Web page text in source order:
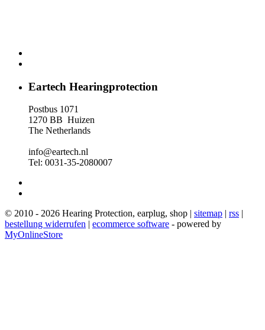
Eartech Hearingprotection
Postbus 1071
1270 BB Huizen
The Netherlands
info@eartech.nl
Tel: 0031-35-2080007
© 2010 - 2026 Hearing Protection, earplug, shop | sitemap | rss |
bestellung widerrufen | ecommerce software - powered by
MyOnlineStore